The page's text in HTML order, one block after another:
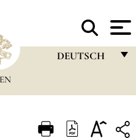
DEUTSCH
ITALIANO